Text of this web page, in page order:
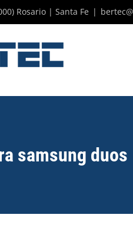
Rosario | Santa Fe |
samsung duos